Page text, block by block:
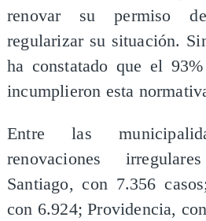
renovar su permiso
regularizar su situación.
ha constatado que el
incumplieron esta
Entre las
renovaciones
Santiago, con 7.356
con 6.924; Providencia,